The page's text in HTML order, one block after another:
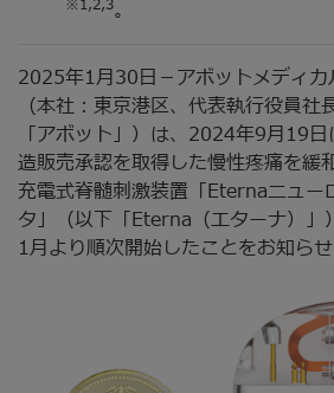
※1,2,3。
2025年1月30日－アボットメディ
（本社：東京港区、代表執行役員社
「アボット」）は、2024年9月19
造販売承認を取得した慢性疼痛を緩
充電式脊髄刺激装置「Eternaニュー
タ」（以下「Eterna（エターナ）
1月より順次開始したことをお知らせ